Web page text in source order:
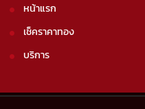
หน้าแรก
เช็คราคาทอง
บริการ